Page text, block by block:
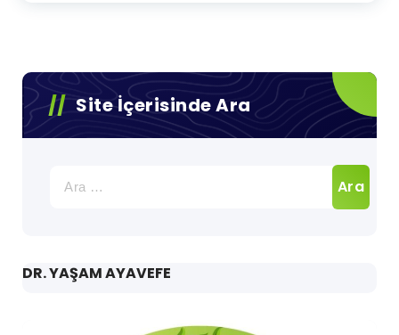
Site İçerisinde Ara
DR. YAŞAM AYAVEFE